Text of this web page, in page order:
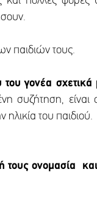
παιδιών τους.
γονέα σχετικά
είναι
ηλικία του παιδιού.
τους ονομασία